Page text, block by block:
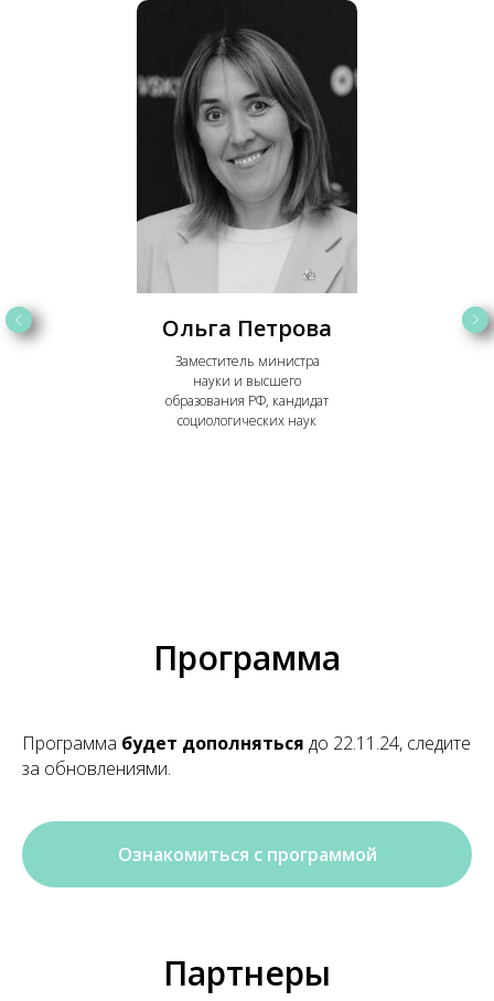
Ольга Петрова
Заместитель министра
науки и высшего
образования РФ, кандидат
социологических наук
Программа
Программа будет дополняться до 22.11.24, следите
за обновлениями.
Ознакомиться с программой
Партнеры